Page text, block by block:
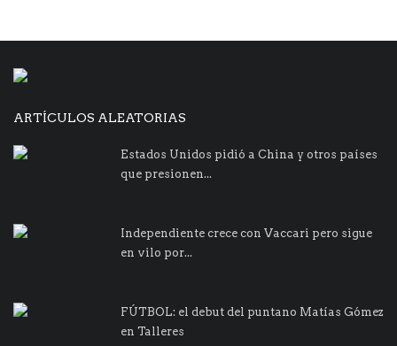
ARTÍCULOS ALEATORIAS
Estados Unidos pidió a China y otros países
que presionen...
Independiente crece con Vaccari pero sigue
en vilo por...
FÚTBOL: el debut del puntano Matías Gómez
en Talleres